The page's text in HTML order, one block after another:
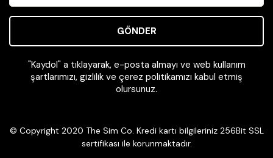
GÖNDER
"Kaydol" a tıklayarak, e-posta almayı ve web kullanım
şartlarımızı, gizlilik ve çerez politikamızı kabul etmiş
olursunuz.
© Copyright 2020 The Sim Co. Kredi kartı bilgileriniz 256Bit SSL
sertifikası ile korunmaktadır.